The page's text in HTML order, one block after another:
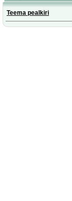
Teema pealkiri